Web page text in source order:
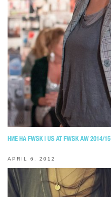
НИЕ НА FWSK | US AT FWSK AW 2014/15
APRIL 6, 2012